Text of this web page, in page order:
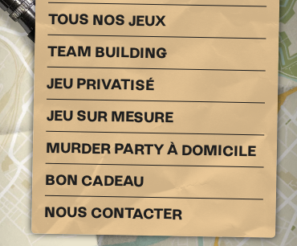
TOUS NOS JEUX
TEAM BUILDING
JEU PRIVATISÉ
JEU SUR MESURE
MURDER PARTY À DOMICILE
BON CADEAU
NOUS CONTACTER